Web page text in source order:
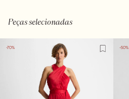
Peças selecionadas
-70% -50%